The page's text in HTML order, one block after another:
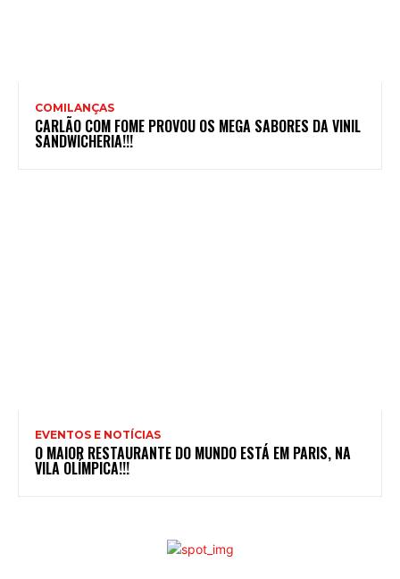
COMILANÇAS
CARLÃO COM FOME PROVOU OS MEGA SABORES DA VINIL
SANDWICHERIA!!!
EVENTOS E NOTÍCIAS
O MAIOR RESTAURANTE DO MUNDO ESTÁ EM PARIS, NA
VILA OLÍMPICA!!!